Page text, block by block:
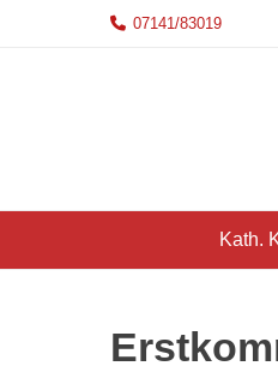
07141/83019
Kath.